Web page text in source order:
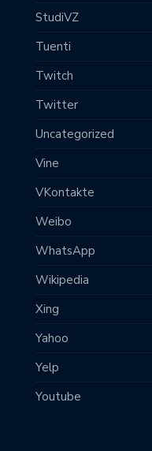
StudiVZ
Tuenti
Twitch
Twitter
Uncategorized
Vine
VKontakte
Weibo
WhatsApp
Wikipedia
Xing
Yahoo
Yelp
Youtube